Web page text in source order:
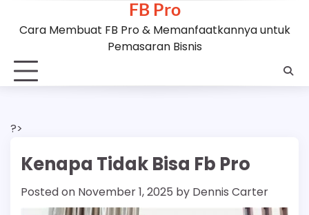
FB Pro
Cara Membuat FB Pro & Memanfaatkannya untuk
Pemasaran Bisnis
?>
Kenapa Tidak Bisa Fb Pro
Posted on November 1, 2025 by Dennis Carter